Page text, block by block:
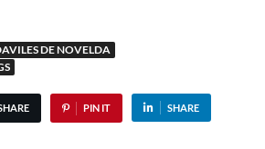
DE NOVELDA
PIN IT SHARE